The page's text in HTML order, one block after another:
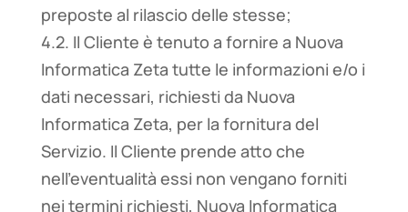
preposte al rilascio delle stesse;
4.2. Il Cliente è tenuto a fornire a Nuova
Informatica Zeta tutte le informazioni e/o i
dati necessari, richiesti da Nuova
Informatica Zeta, per la fornitura del
Servizio. Il Cliente prende atto che
nell’eventualità essi non vengano forniti
nei termini richiesti, Nuova Informatica